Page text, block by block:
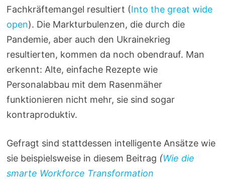
Fachkräftemangel resultiert (Into the great wide
open). Die Markturbulenzen, die durch die
Pandemie, aber auch den Ukrainekrieg
resultierten, kommen da noch obendrauf. Man
erkennt: Alte, einfache Rezepte wie
Personalabbau mit dem Rasenmäher
funktionieren nicht mehr, sie sind sogar
kontraproduktiv.
Gefragt sind stattdessen intelligente Ansätze wie
sie beispielsweise in diesem Beitrag (Wie die
smarte Workforce Transformation